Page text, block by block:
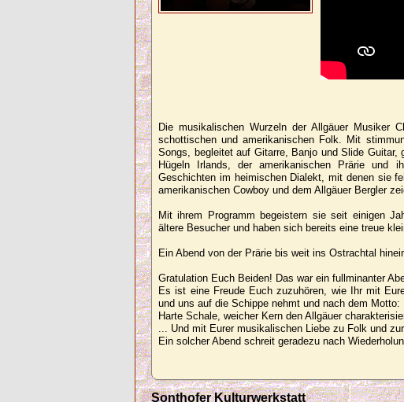
Die musikalischen Wurzeln der Allgäuer Musiker
schottischen und amerikanischen Folk. Mit
Songs, begleitet auf Gitarre, Banjo und Slide
Hügeln Irlands, der amerikanischen Prärie und
Geschichten im heimischen Dialekt, mit denen sie
amerikanischen Cowboy und dem Allgäuer Bergler
Mit ihrem Programm begeistern sie seit einigen
ältere Besucher und haben sich bereits eine treue
Ein Abend von der Prärie bis weit ins Ostrachtal
Gratulation Euch Beiden! Das war ein fullminanter
Es ist eine Freude Euch zuzuhören, wie Ihr mit
und uns auf die Schippe nehmt und nach dem Motto:
Harte Schale, weicher Kern den Allgäuer
... Und mit Eurer musikalischen Liebe zu Folk und
Ein solcher Abend schreit geradezu nach
Sonthofer Kulturwerkstatt